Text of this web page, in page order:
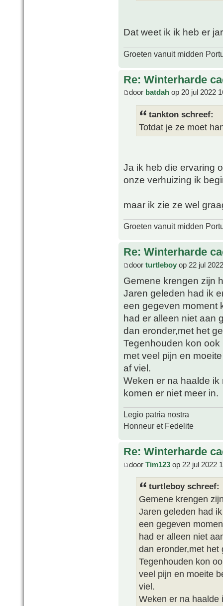
Dat weet ik ik heb er
Groeten vanuit midden
Re: Winterharde
door batdah op 20 jul 2022
tankton schreef:
Totdat je ze moet
Ja ik heb die ervaring
onze verhuizing ik
maar ik zie ze wel
Groeten vanuit midden
Re: Winterharde
door turtleboy op 22 jul
Gemene krengen zijn
Jaren geleden had ik
een gegeven moment
had er alleen niet aan
dan eronder,met het
Tegenhouden kon
met veel pijn en
af viel.
Weken er na haalde ik
komen er niet meer in.
Legio patria nostra
Honneur et Fedelite
Re: Winterharde
door Tim123 op 22 jul 2022
turtleboy schreef:
Gemene krengen
Jaren geleden had
een gegeven
had er alleen niet
dan eronder,met het
Tegenhouden kon
veel pijn en moeite
viel.
Weken er na haalde